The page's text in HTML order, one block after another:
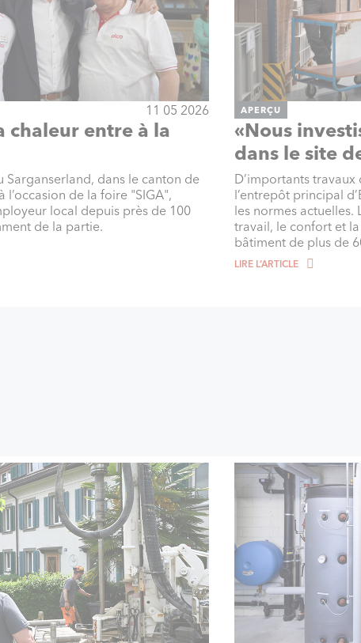
11 05 2026
chaleur entre à la
Sarganserland, dans le canton de
l’occasion de la foire "SIGA",
local depuis près de 100
de la partie.
APERÇU
«Nous
dans le site
D’importants
l’entrepôt principal
les normes actuelles.
travail, le confort et
bâtiment de plus de
LIRE L‘ARTICLE